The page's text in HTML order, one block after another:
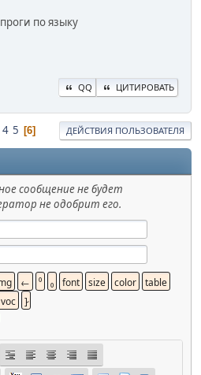
по языку
QQ ЦИТИРОВАТЬ
4 5 6 ДЕЙСТВИЯ ПОЛЬЗОВАТЕЛЯ
сообщение не будет
не одобрит его.